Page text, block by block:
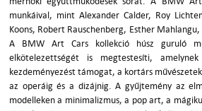
munkáival, mint Alexander Calder, Roy
Koons, Robert Rauschenberg, Esther
A BMW Art Cars kollekció húsz guruló
elkötelezettségét is megtestesíti,
kezdeményezést támogat, a kortárs
az operáig és a dizájnig. A gyűjtemény az
modelleken a minimalizmus, a pop art, a